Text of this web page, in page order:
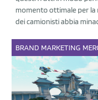
momento ottimale per la
dei camionisti abbia
BRAND MARKETING